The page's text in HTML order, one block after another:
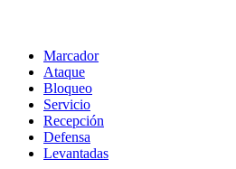
Marcador
Ataque
Bloqueo
Servicio
Recepción
Defensa
Levantadas